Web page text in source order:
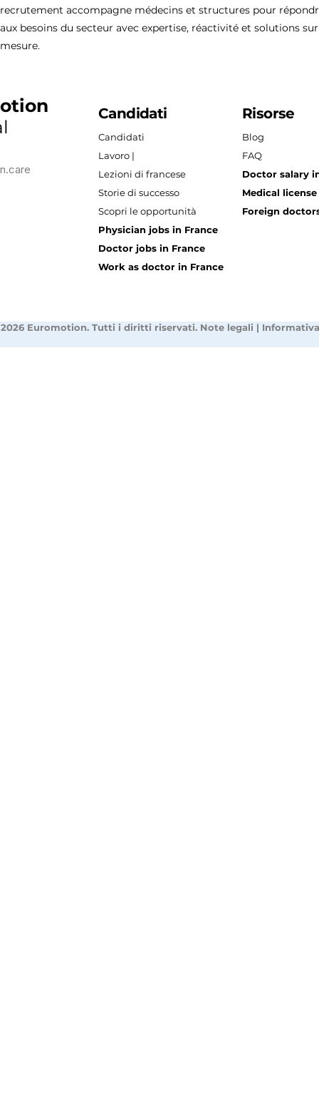
recrutement accompagne médecins et structures pour
aux besoins du secteur avec expertise, réactivité et solutions sur
mesure.
Candidati
Candidati
Lavoro |
Lezioni di francese
Storie di successo
Scopri le opportunità
Physician jobs in France
Doctor jobs in France
Work as doctor in France
Risorse
Blog
FAQ
Doctor salary
Medical
Foreign
Euromotion. Tutti i diritti riservati. Note legali |